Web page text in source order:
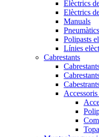
Elèctrics
Elèctrics
Manuals
Pneumàtics
Polipasts
Línies
Cabrestants